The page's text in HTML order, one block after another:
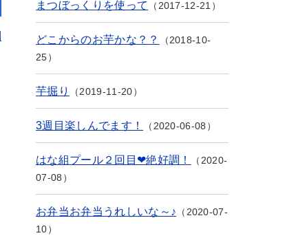
まつぼっくりを使って 2017-12-21
どこからのお芋かな？？
2018-10-
25
芋掘り 2019-11-20
3週目楽しんでます！ 2020-06-08
はな組プール２回目❤絶好調！
2020-
07-08
お弁当お弁当うれしいな～♪
2020-07-
10